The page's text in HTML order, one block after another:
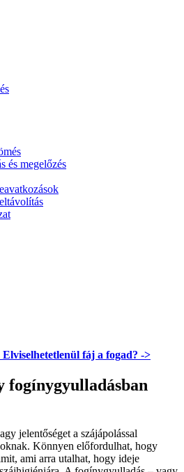
és megelőzés
Elviselhetetlenül fáj a fogad? ->
fogínygyulladásban
jelentőséget a szájápolással
Könnyen előfordulhat, hogy
ami arra utalhat, hogy ideje